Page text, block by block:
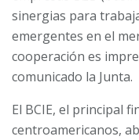
sinergias para
emergentes en el
cooperación es
comunicado la Junta.
El BCIE, el principal
centroamericanos,